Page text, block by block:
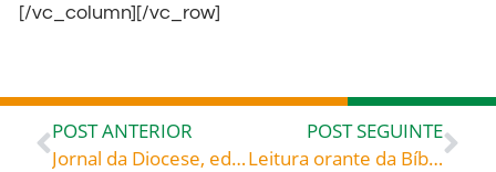
[/vc_column][/vc_row]
POST ANTERIOR
Jornal da Diocese, edição de Setembro de 2017
POST SEGUINTE
Leitura orante da Bíblia